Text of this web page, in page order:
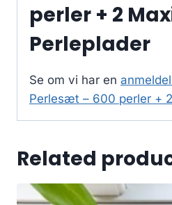
perler + 2
Perleplader
Se om vi har en
Perlesæt – 600 perler +
Related